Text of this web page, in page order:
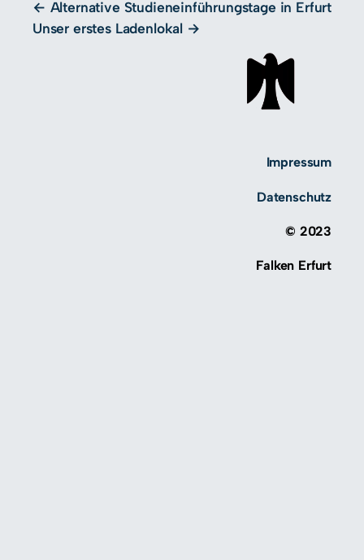
Alternative Studieneinführungstage in Erfurt
Unser erstes Ladenlokal
Impressum
Datenschutz
© 2023
Falken Erfurt